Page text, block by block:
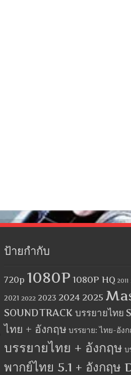
ป้ายกำกับ
720p 1080P 1080P HQ 2011
2021 2022 2023 2024 2025
SOUNDTRACK บรรยายไทย
ไทย + อังกฤษ บรรยาย: ไทย-อัง
บรรยายไทย + อังกฤษ บ
พากย์ไทย 5.1 + อังกฤษ